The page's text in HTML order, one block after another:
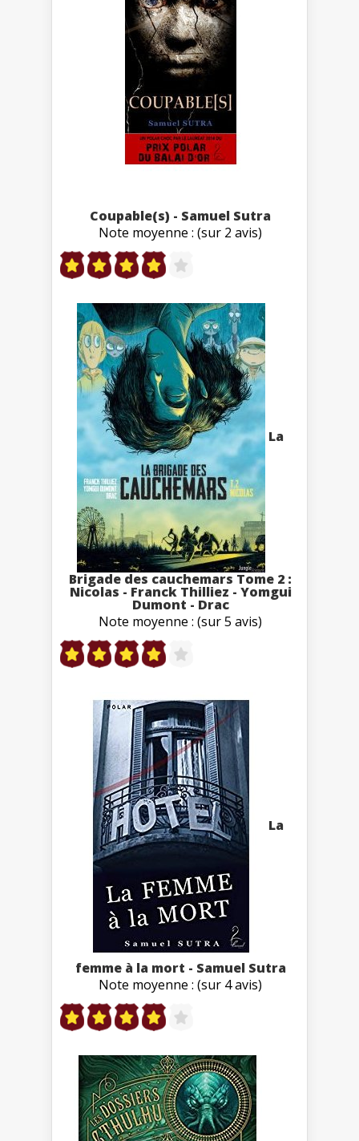
Coupable(s) - Samuel Sutra
Note moyenne : (sur 2 avis)
La
Brigade des cauchemars Tome 2 :
Nicolas - Franck Thilliez - Yomgui
Dumont - Drac
Note moyenne : (sur 5 avis)
La
femme à la mort - Samuel Sutra
Note moyenne : (sur 4 avis)